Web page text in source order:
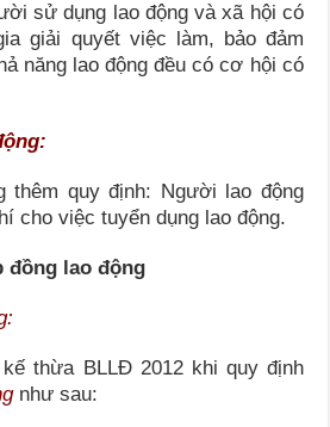
sử dụng lao động và xã hội có
giải quyết việc làm, bảo đảm
năng lao động đều có cơ hội có
thêm quy định: Người lao động
cho việc tuyển dụng lao động.
đồng lao động
thừa BLLĐ 2012 khi quy định
như sau: